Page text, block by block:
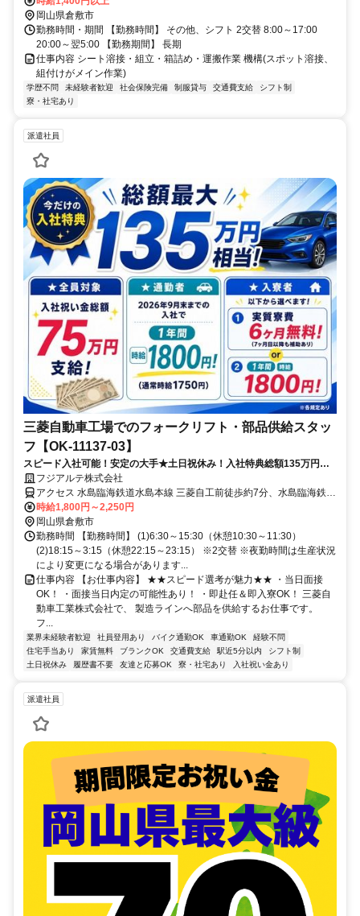
岡山県倉敷市
勤務時間・期間 【勤務時間】 その他、シフト 2交替 8:00～17:00
20:00～翌5:00 【勤務期間】 長期
仕事内容 シート溶接・組⽴・箱詰め・運搬作業 機構(スポット溶接、
組付けがメイン作業)
学歴不問 未経験者歓迎 社会保険完備 制服貸与 交通費支給
シフト制
寮・社宅あり
派遣社員
三菱自動車工場でのフォークリフト・部品供給スタッ
フ【OK-11137-03】
スピード入社可能！安定の大手★土日祝休み！入社特典総額135万円！
月収42万円以上可能！フォークリフト資格が活かせる◎
フジアルテ株式会社
アクセス 水島臨海鉄道水島本線 三菱自工前徒歩約7分、水島臨海鉄道
水島本線 水島出入口1徒歩約19分、水島臨海鉄道水島本線 常盤（岡
山県）徒歩約26分 JR「倉敷駅」から車で25分、水島臨海鉄道「三菱
自工前駅」から徒歩で5分◆車、バイク通勤可
時給1,800円～2,250円
岡山県倉敷市
勤務時間 【勤務時間】 (1)6:30～15:30（休憩10:30～11:30）
(2)18:15～3:15（休憩22:15～23:15） ※2交替 ※夜勤時間は生産状況
により変更になる場合があります...
仕事内容 【お仕事内容】 ★★スピード選考が魅力★★ ・当日面接
OK！ ・面接当日内定の可能性あり！ ・即赴任＆即入寮OK！ 三菱自
動車工業株式会社で、 製造ラインへ部品を供給するお仕事です。
フ...
業界未経験者歓迎 社員登用あり バイク通勤OK 車通勤OK
経験不問
住宅手当あり
家賃無料 ブランクOK 交通費支給 駅近5分以内
シフト制
土日祝休み
履歴書不要 友達と応募OK 寮・社宅あり 入社祝い金あり
派遣社員